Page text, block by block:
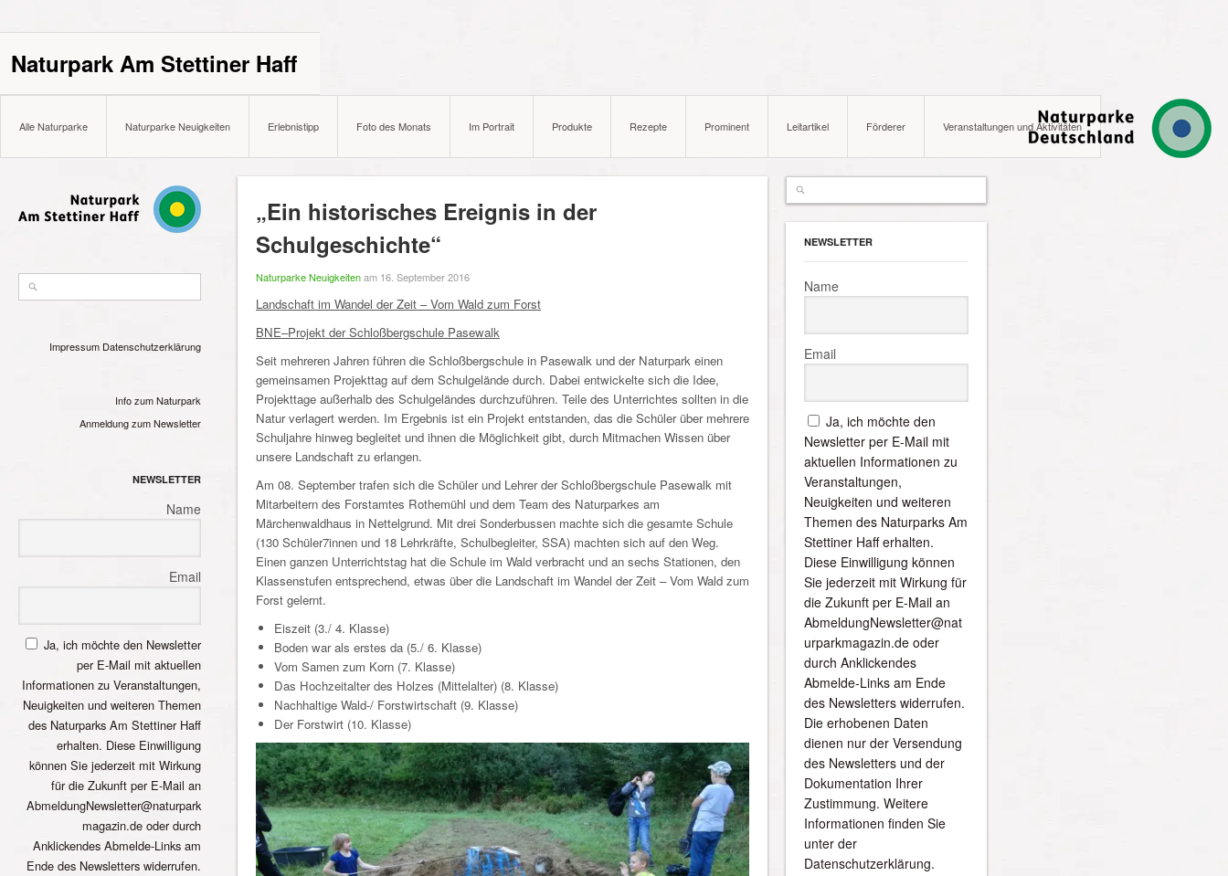
Naturpark Am Stettiner Haff
Alle Naturparke Naturparke Neuigkeiten Erlebnistipp Foto des Monats Im Portrait Produkte Rezepte Prominent Leitartikel Förderer Veranstaltungen und Aktivitäten
Impressum Datenschutzerklärung
Info zum Naturpark
Anmeldung zum Newsletter
NEWSLETTER
Name
Email
Ja, ich möchte den Newsletter
per E-Mail mit aktuellen
Informationen zu Veranstaltungen,
Neuigkeiten und weiteren Themen
des Naturparks Am Stettiner Haff
erhalten. Diese Einwilligung
können Sie jederzeit mit Wirkung
für die Zukunft per E-Mail an
AbmeldungNewsletter@naturpark
magazin.de oder durch
Anklickendes Abmelde-Links am
Ende des Newsletters widerrufen.
„Ein historisches Ereignis in der
Schulgeschichte“
Naturparke Neuigkeitenam 16. September 2016
Landschaft im Wandel der Zeit – Vom Wald zum Forst
BNE–Projekt der Schloßbergschule Pasewalk
Seit mehreren Jahren führen die Schloßbergschule in Pasewalk und der Naturpark einen
gemeinsamen Projekttag auf dem Schulgelände durch. Dabei entwickelte sich die Idee,
Projekttage außerhalb des Schulgeländes durchzuführen. Teile des Unterrichtes sollten in die
Natur verlagert werden. Im Ergebnis ist ein Projekt entstanden, das die Schüler über mehrere
Schuljahre hinweg begleitet und ihnen die Möglichkeit gibt, durch Mitmachen Wissen über
unsere Landschaft zu erlangen.
Am 08. September trafen sich die Schüler und Lehrer der Schloßbergschule Pasewalk mit
Mitarbeitern des Forstamtes Rothemühl und dem Team des Naturparkes am
Märchenwaldhaus in Nettelgrund. Mit drei Sonderbussen machte sich die gesamte Schule
(130 Schüler7innen und 18 Lehrkräfte, Schulbegleiter, SSA) machten sich auf den Weg.
Einen ganzen Unterrichtstag hat die Schule im Wald verbracht und an sechs Stationen, den
Klassenstufen entsprechend, etwas über die Landschaft im Wandel der Zeit – Vom Wald zum
Forst gelernt.
Eiszeit (3./ 4. Klasse)
Boden war als erstes da (5./ 6. Klasse)
Vom Samen zum Korn (7. Klasse)
Das Hochzeitalter des Holzes (Mittelalter) (8. Klasse)
Nachhaltige Wald-/ Forstwirtschaft (9. Klasse)
Der Forstwirt (10. Klasse)
NEWSLETTER
Name
Email
Ja, ich möchte den
Newsletter per E-Mail mit
aktuellen Informationen zu
Veranstaltungen,
Neuigkeiten und weiteren
Themen des Naturparks Am
Stettiner Haff erhalten.
Diese Einwilligung können
Sie jederzeit mit Wirkung für
die Zukunft per E-Mail an
AbmeldungNewsletter@nat
urparkmagazin.de oder
durch Anklickendes
Abmelde-Links am Ende
des Newsletters widerrufen.
Die erhobenen Daten
dienen nur der Versendung
des Newsletters und der
Dokumentation Ihrer
Zustimmung. Weitere
Informationen finden Sie
unter der
Datenschutzerklärung.